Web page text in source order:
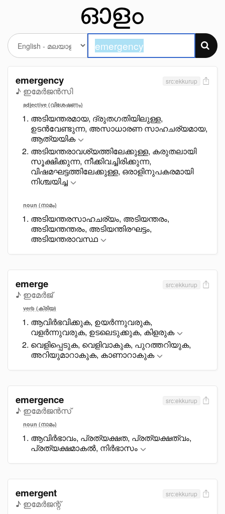
emergency
♪ ഇമേർജൻസി
src:ekkurup
adjective (വിശേഷണം)
അടിയന്തരമായ, ദ്രുതഗതിയിലുള്ള,
ഉടൻവേണ്ടുന്ന, അസാധാരണ സാഹചര്യമായ,
ആത്യയിക
അടിയന്തരാവശ്യത്തിലേക്കുള്ള, കരുതലായി
സൂക്ഷിക്കുന്ന, നീക്കിവച്ചിരിക്കുന്ന,
വിഷമഘട്ടത്തിലേക്കുള്ള, ഒരാളിനുപകരമായി
നിശ്ചയിച്ച
noun (നാമം)
അടിയന്തരസാഹചര്യം, അടിയന്തരം,
അടിയന്തന്തരം, അടിയന്തിരഘട്ടം,
അടിയന്തരാവസ്ഥ
emerge
♪ ഇമേർജ്
src:ekkurup
verb (ക്രിയ)
ആവിർഭവിക്കുക, ഉയർന്നുവരുക,
വളർന്നുവരുക, ഉടലെടുക്കുക, കിളരുക
വെളിപ്പെടുക, വെളിവാകുക, പുറത്തറിയുക,
അറിയുമാറാകുക, കാണാറാകുക
emergence
♪ ഇമേർജൻസ്
src:ekkurup
noun (നാമം)
ആവിർഭാവം, പ്രത്യക്ഷത, പ്രത്യക്ഷത്വം,
പ്രത്യക്ഷമാകൽ, നിർഭാസം
emergent
♪ ഇമേർജന്റ്
src:ekkurup